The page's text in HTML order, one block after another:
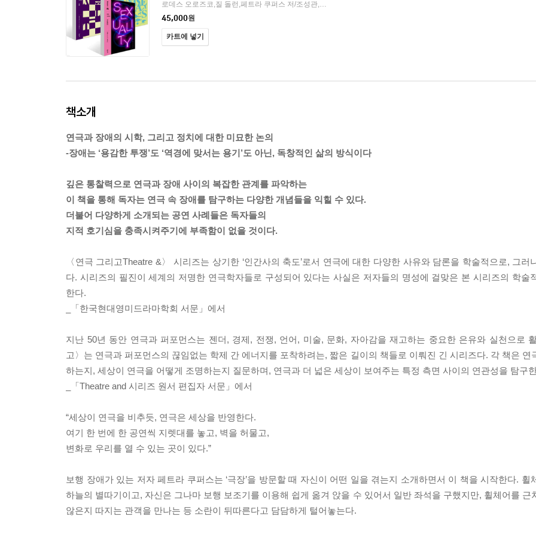
45,000원
카트에 넣기
책소개
연극과 장애의 시학, 그리고 정치에 대한 미묘한 논의
-장애는 ‘용감한 투쟁’도 ‘역경에 맞서는 용기’도 아닌, 독창적인 삶의 방식이다
깊은 통찰력으로 연극과 장애 사이의 복잡한 관계를 파악하는
이 책을 통해 독자는 연극 속 장애를 탐구하는 다양한 개념들을 익힐 수 있다.
더불어 다양하게 소개되는 공연 사례들은 독자들의
지적 호기심을 충족시켜주기에 부족함이 없을 것이다.
〈연극 그리고Theatre &〉 시리즈는 상기한 ‘인간사의 축도’로서 연극에 대한 다양한 사유와 담론을 학술적으로, 그
다. 시리즈의 필진이 세계의 저명한 연극학자들로 구성되어 있다는 사실은 저자들의 명성에 걸맞은 본 시리즈의 학술
한다.
_「한국현대영미드라마학회 서문」에서
지난 50년 동안 연극과 퍼포먼스는 젠더, 경제, 전쟁, 언어, 미술, 문화, 자아감을 재고하는 중요한 은유와 실천으로
고〉는 연극과 퍼포먼스의 끊임없는 학제 간 에너지를 포착하려는, 짧은 길이의 책들로 이뤄진 긴 시리즈다. 각 책은 연
하는지, 세상이 연극을 어떻게 조명하는지 질문하며, 연극과 더 넓은 세상이 보여주는 특정 측면 사이의 연관성을 탐구
_「Theatre and 시리즈 원서 편집자 서문」에서
“세상이 연극을 비추듯, 연극은 세상을 반영한다.
여기 한 번에 한 공연씩 지렛대를 놓고, 벽을 허물고,
변화로 우리를 열 수 있는 곳이 있다.”
보행 장애가 있는 저자 페트라 쿠퍼스는 ‘극장’을 방문할 때 자신이 어떤 일을 겪는지 소개하면서 이 책을 시작한다. 휠
하늘의 별따기이고, 자신은 그나마 보행 보조기를 이용해 쉽게 옮겨 앉을 수 있어서 일반 좌석을 구했지만, 휠체어를 근
않은지 따지는 관객을 만나는 등 소란이 뒤따른다고 담담하게 털어놓는다.